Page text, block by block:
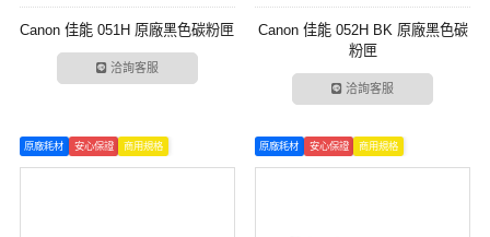
Canon 佳能 051H 原廠黑色碳粉匣
洽詢客服
Canon 佳能 052H BK 原廠黑色碳
粉匣
洽詢客服
原廠耗材 安心保證 商用規格 原廠耗材 安心保證 商用規格